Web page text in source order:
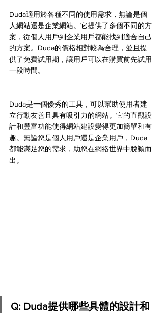
Duda適用於各種不同的使用需求，無論是個
人網站還是企業網站。它提供了多個不同的方
案，從個人用戶到企業用戶都能找到適合自己
的方案。Duda的價格相對較為合理，並且提
供了免費試用期，讓用戶可以在購買前先試用
一段時間。
Duda是一個優秀的工具，可以幫助使用者建
立行動友善且具有吸引力的網站。它的直觀設
計和豐富功能使得網站建設變得更加簡單和有
趣。無論您是個人用戶還是企業用戶，Duda
都能滿足您的需求，助您在網絡世界中脫穎而
出。
Q: Duda提供哪些具體的設計和